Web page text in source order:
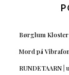
Børglum
Mord på
RUNDETAARN